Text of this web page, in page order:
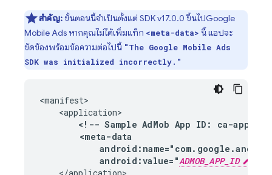
สำคัญ: ขั้นตอนนี้จำเป็นตั้งแต่ SDK v17.0.0 ขึ้นไปGoogle
Mobile Ads หากคุณไม่ได้เพิ่มแท็ก <meta-data> นี้ แอปจะ
ขัดข้องพร้อมข้อความต่อไปนี้ "The Google Mobile Ads
SDK was initialized incorrectly."
<manifest>
    <application>
<!-- Sample AdMob App ID: ca-app-pub-
        <meta-data
            android:value="
ADMOB_APP_ID